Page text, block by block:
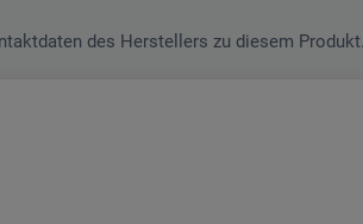
des Herstellers zu diesem